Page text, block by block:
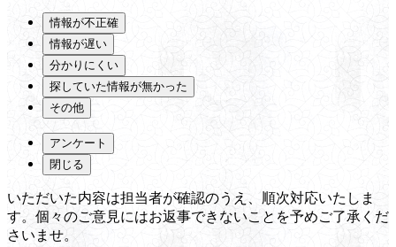
情報が不正確
情報が遅い
分かりにくい
探していた情報が無かった
その他
アンケート
閉じる
いただいた内容は担当者が確認のうえ、順次対応いたしま
す。個々のご意見にはお返事できないことを予めご了承くだ
さいませ。